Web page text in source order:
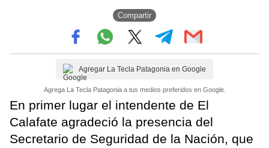
Compartir
Agregar La Tecla Patagonia en Google
Agrega La Tecla Patagonia a tus medios preferidos en Google.
En primer lugar el intendente de El
Calafate agradeció la presencia del
Secretario de Seguridad de la Nación, que